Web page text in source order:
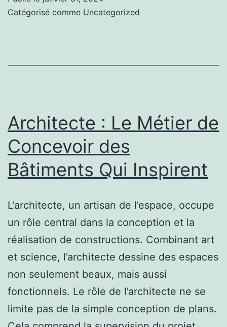
l’Architecte
Catégorisé comme Uncategorized
Architecte : Le Métier de
Concevoir des
Bâtiments Qui Inspirent
L’architecte, un artisan de l’espace, occupe
un rôle central dans la conception et la
réalisation de constructions. Combinant art
et science, l’architecte dessine des espaces
non seulement beaux, mais aussi
fonctionnels. Le rôle de l’architecte ne se
limite pas de la simple conception de plans.